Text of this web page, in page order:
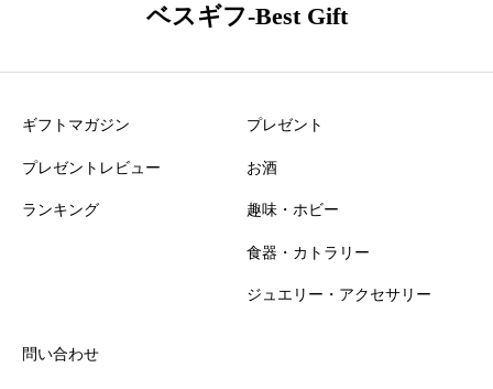
5563119 口コミ・レビュー
星の数をお選びください
ベスギフ-Best Gift
ギフトマガジン
プレゼントレビュー
ランキング
プレゼント
お酒
趣味・ホビー
食器・カトラリー
ジュエリー・アクセサリー
問い合わせ